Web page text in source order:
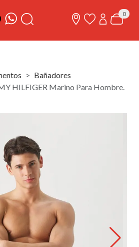
0
Bañadores
HILFIGER Marino Para Hombre.